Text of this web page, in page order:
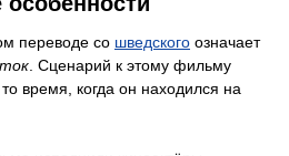
переводе со шведского означает
. Сценарий к этому фильму
время, когда он находился на